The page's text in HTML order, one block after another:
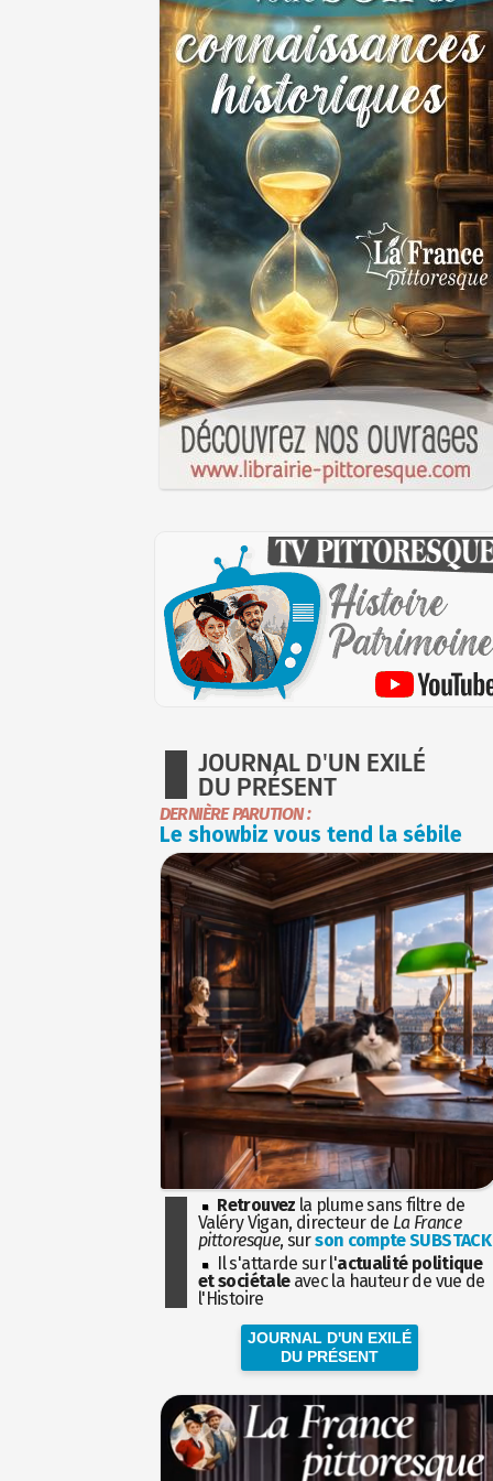
JOURNAL D'UN EXILÉ
DU PRÉSENT
DERNIÈRE PARUTION :
Le showbiz vous tend la sébile
Retrouvez la plume sans filtre de
Valéry Vigan, directeur de La France
pittoresque, surson compte SUBSTACK
Il s'attarde sur l'actualité politique
et sociétaleavec la hauteur de vue de
l'Histoire
JOURNAL D'UN EXILÉ
DU PRÉSENT